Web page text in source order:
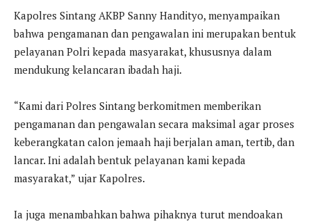
Kapolres Sintang AKBP Sanny Handityo, menyampaikan
bahwa pengamanan dan pengawalan ini merupakan bentuk
pelayanan Polri kepada masyarakat, khususnya dalam
mendukung kelancaran ibadah haji.
“Kami dari Polres Sintang berkomitmen memberikan
pengamanan dan pengawalan secara maksimal agar proses
keberangkatan calon jemaah haji berjalan aman, tertib, dan
lancar. Ini adalah bentuk pelayanan kami kepada
masyarakat,” ujar Kapolres.
Ia juga menambahkan bahwa pihaknya turut mendoakan